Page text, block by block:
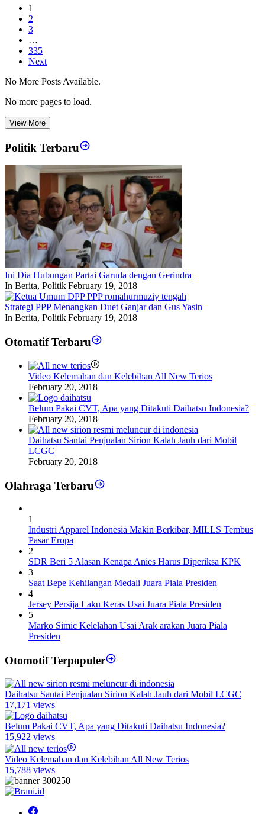
1
2
3
…
335
Next
No More Posts Available.
No more pages to load.
View More
Politik Terbaru
Ini Dia Hubungan Partai Garuda dengan Gerindra
In Berita, Politik|February 19, 2018
Strategi PPP Menangkan Duet Ganjar dan Gus Yasin
In Berita, Politik|February 19, 2018
Otomatif Terbaru
Video Kelemahan dan Kelebihan All New Terios
February 20, 2018
Belum Pakai CVT, Apa yang Ditakuti Daihatsu Indonesia?
February 20, 2018
Daihatsu Santai Penjualan Sirion Kalah Jauh dari Mobil
LCGC
February 20, 2018
Olahraga Terbaru
1
Industri Apparel Indonesia Makin Berkibar, MILLS Tembus
Pasar Eropa
2
SDR Beri 5 Alasan Kenapa Anies Harus Diperiksa KPK
3
Saat Bepe Kehilangan Medali Juara Piala Presiden
4
Jersey Persija Laku Keras Usai Juara Piala Presiden
5
Marko Simic Kelelahan Usai Arak arakan Juara Piala
Presiden
Otomotif Terpopuler
Daihatsu Santai Penjualan Sirion Kalah Jauh dari Mobil LCGC
17,171 views
Belum Pakai CVT, Apa yang Ditakuti Daihatsu Indonesia?
15,922 views
Video Kelemahan dan Kelebihan All New Terios
15,788 views